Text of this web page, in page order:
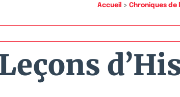
Accueil > Chroniques de